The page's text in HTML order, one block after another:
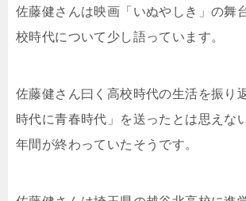
佐藤健さんは映画「いぬやしき」の舞
校時代について少し語っています。
佐藤健さん曰く高校時代の生活を振り
時代に青春時代」を送ったとは思えな
年間が終わっていたそうです。